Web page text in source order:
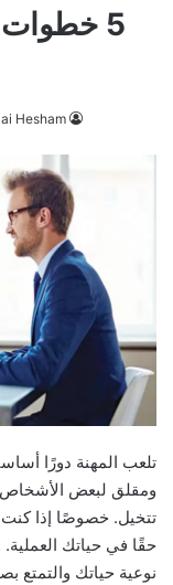
5
Hesham
تلعب المهنة دورًا
ومقلق لبعض
تتخيل. خصوصًا إذا كنت
حقًا في حياتك
نوعية حياتك والتمتع